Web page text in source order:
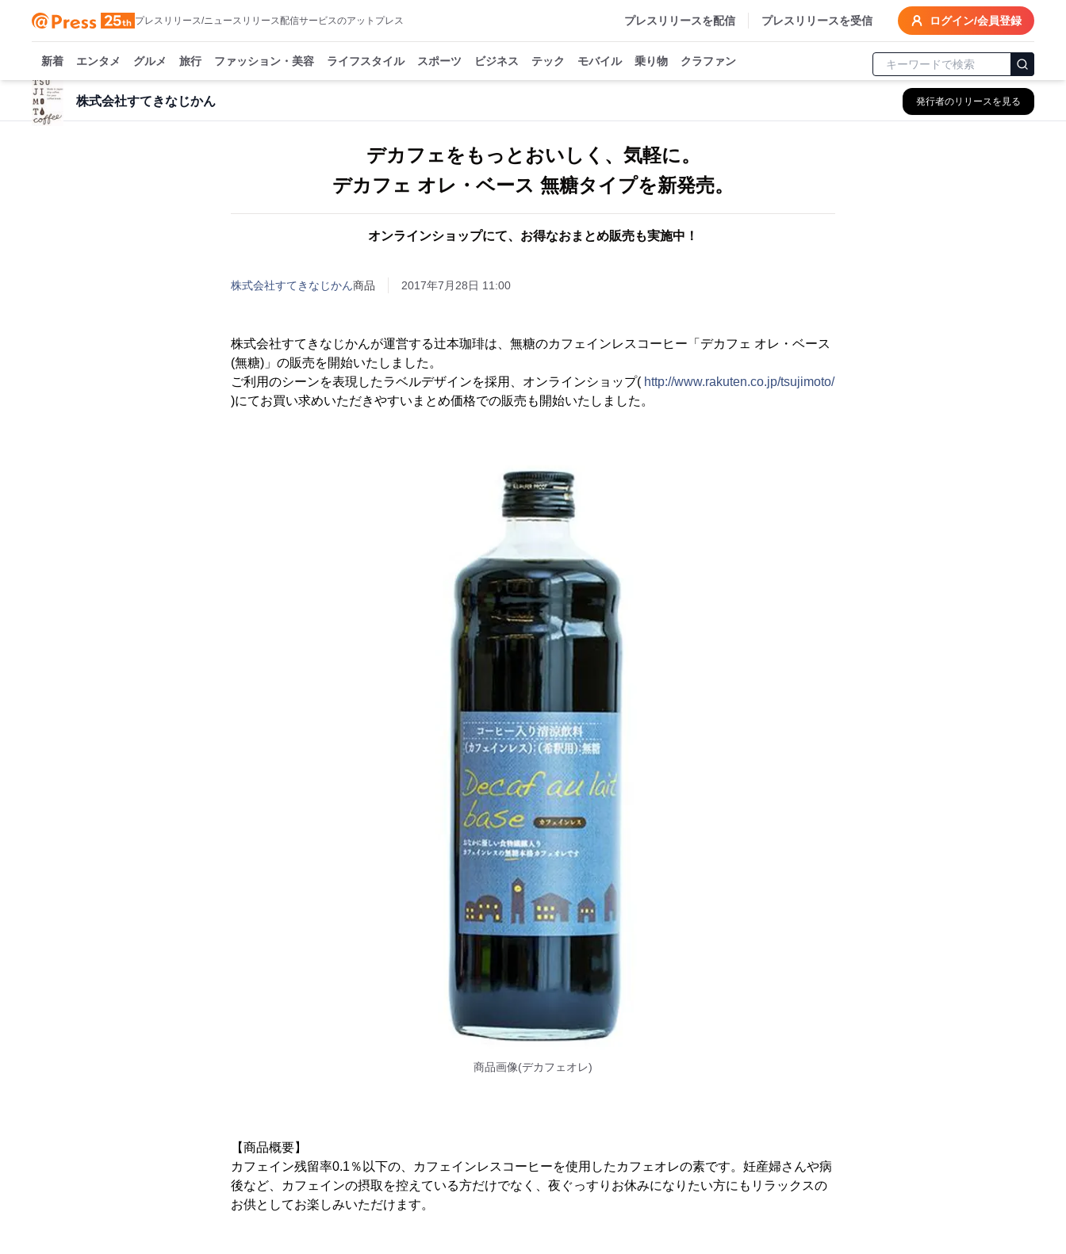
プレスリリース/ニュースリリース配信サービスのアットプレス プレスリリースを配信 プレスリリースを受信 ログイン/会員登録
新着 エンタメ グルメ 旅行 ファッション・美容 ライフスタイル スポーツ ビジネス テック モバイル 乗り物 クラファン
株式会社すてきなじかん 発行者のリリースを見る
デカフェをもっとおいしく、気軽に。
デカフェ オレ・ベース 無糖タイプを新発売。
オンラインショップにて、お得なおまとめ販売も実施中！
株式会社すてきなじかん商品 2017年7月28日 11:00
株式会社すてきなじかんが運営する辻本珈琲は、無糖のカフェインレスコーヒー「デカフェ オレ・ベース
(無糖)」の販売を開始いたしました。
ご利用のシーンを表現したラベルデザインを採用、オンラインショップ( http://www.rakuten.co.jp/tsujimoto/
)にてお買い求めいただきやすいまとめ価格での販売も開始いたしました。
商品画像(デカフェオレ)
【商品概要】
カフェイン残留率0.1％以下の、カフェインレスコーヒーを使用したカフェオレの素です。妊産婦さんや病
後など、カフェインの摂取を控えている方だけでなく、夜ぐっすりお休みになりたい方にもリラックスの
お供としてお楽しみいただけます。